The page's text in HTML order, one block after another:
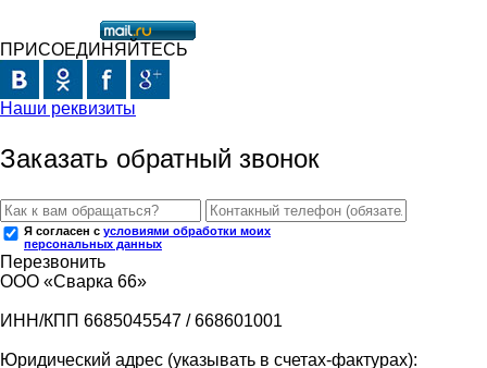
ПРИСОЕДИНЯЙТЕСЬ
Наши реквизиты
Заказать обратный звонок
Я согласен с условиями обработки моих
персональных данных
Перезвонить
ООО «Сварка 66»
ИНН/КПП 6685045547 / 668601001
Юридический адрес (указывать в счетах-фактурах):